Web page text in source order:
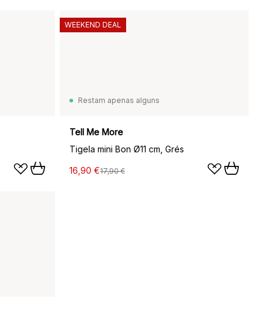
Restam apenas alguns
Tell Me More
Tigela mini Bon Ø11 cm, Grés
16,90 €17,90 €
WEEKEND DEAL